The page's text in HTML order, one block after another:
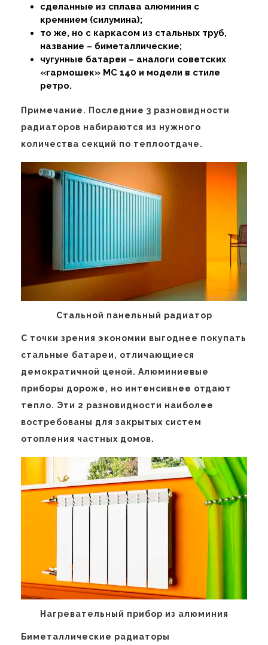
сделанные из сплава алюминия с
кремнием (силумина);
то же, но с каркасом из стальных труб,
название – биметаллические;
чугунные батареи – аналоги советских
«гармошек» МС 140 и модели в стиле
ретро.
Примечание. Последние 3 разновидности
радиаторов набираются из нужного
количества секций по теплоотдаче.
Стальной панельный радиатор
С точки зрения экономии выгоднее покупать
стальные батареи, отличающиеся
демократичной ценой. Алюминиевые
приборы дороже, но интенсивнее отдают
тепло. Эти 2 разновидности наиболее
востребованы для закрытых систем
отопления частных домов.
Нагревательный прибор из алюминия
Биметаллические радиаторы